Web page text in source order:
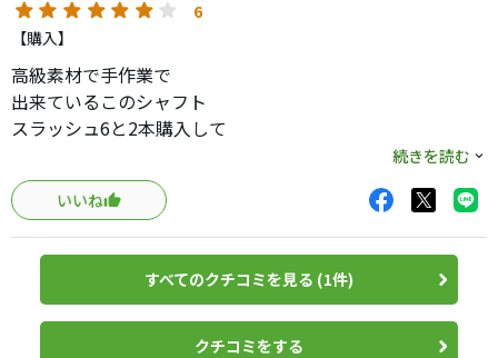
6
【購入】
高級素材で手作業で
出来ているこのシャフト
スラッシュ6と2本購入して
このスラッシュ5は
切り返しで貯めをつくり
易くゆったり振っても
飛距離性能高い。
スラッシュ6は5と比べると
それなりに振れる方でないと
硬くはないが振り切れない。
続きを読む
いいね
すべてのクチコミを見る (1件)
クチコミをする